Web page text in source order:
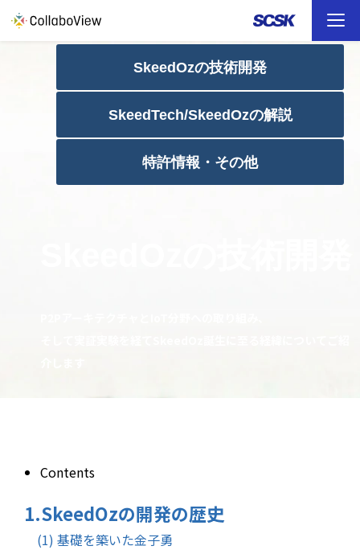
SkeedOzの技術開発
SkeedTech/SkeedOzの解説
特許情報・その他
Contents
1.SkeedOzの開発の歴史
(1) 基礎を築いた金子勇